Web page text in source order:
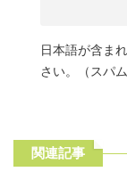
日本語が含ま
さい。（スパム
関連記事